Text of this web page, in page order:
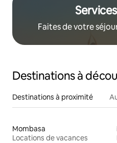
Faites de votre
Destinations à
Destinations à proximité
Mombasa
Locations de vacances